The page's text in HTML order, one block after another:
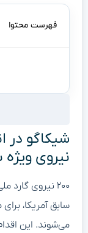
فهرست محتوا
نیروی ویژه
۲۰۰ نیروی
سابق آمریکا،
می‌شوند. این